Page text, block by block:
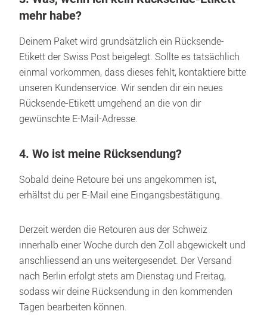
mehr habe?
Deinem Paket wird grundsätzlich ein Rücksende-
Etikett der Swiss Post beigelegt. Sollte es tatsächlich
einmal vorkommen, dass dieses fehlt, kontaktiere bitte
unseren Kundenservice. Wir senden dir ein neues
Rücksende-Etikett umgehend an die von dir
gewünschte E-Mail-Adresse.
4. Wo ist meine Rücksendung?
Sobald deine Retoure bei uns angekommen ist,
erhältst du per E-Mail eine Eingangsbestätigung.
Derzeit werden die Retouren aus der Schweiz
innerhalb einer Woche durch den Zoll abgewickelt und
anschliessend an uns weitergesendet. Der Versand
nach Berlin erfolgt stets am Dienstag und Freitag,
sodass wir deine Rücksendung in den kommenden
Tagen bearbeiten können.